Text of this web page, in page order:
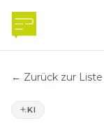
← Zurück zur Liste
KI